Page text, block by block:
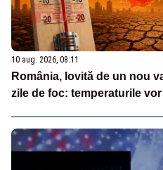
10 aug. 2026, 08:11
România, lovită de un nou
zile de foc: temperaturile